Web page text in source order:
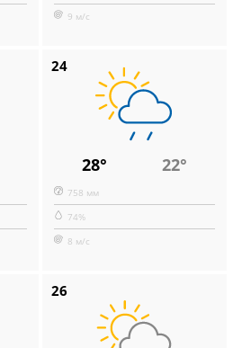
9 м/с
24
28° 22°
758 мм
74%
8 м/с
26